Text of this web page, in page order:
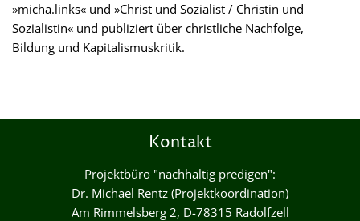
»micha.links« und »Christ und Sozialist / Christin und
Sozialistin« und publiziert über christliche Nachfolge,
Bildung und Kapitalismuskritik.
Kontakt
Projektbüro "nachhaltig predigen":
Dr. Michael Rentz (Projektkoordination)
Am Rimmelsberg 2, D-78315 Radolfzell